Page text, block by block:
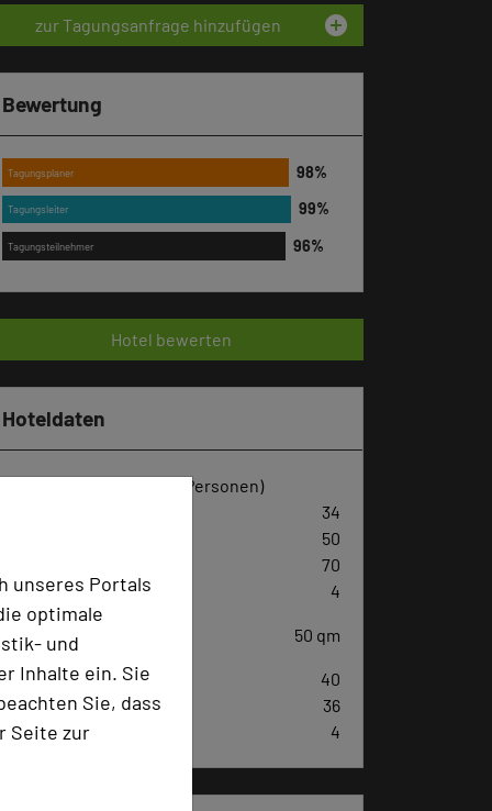
unseres Portals
optimale
und
Inhalte ein. Sie
Sie, dass
Seite zur
zur Tagungsanfrage hinzufügen add_circle
Bewertung
Tagungsplaner
Tagungsleiter
Tagungsteilnehmer
Hotel bewerten
Hoteldaten
Max. Tagungskapazität (Personen)
34
50
70
Tagungsräume
4
Ausstellungsfläche 50 qm
Zimmer
40
Doppelzimmer
36
Einzelzimmer
4